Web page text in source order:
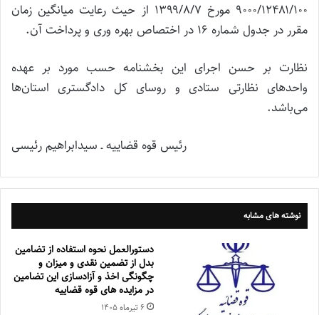
۹۰۰۰/۱۲۴۸۱/۱۰۰ مورخ ۱۳۹۹/۸/۷ از حیث رعایت میانگین زمان
مقرر در جدول شماره ۱۶ در اختصاص بهره وری و پرداخت آن.
نظارت بر حسن اجرای این بخشنامه حسب مورد بر عهده
واحدهای نظارتی ستادی و روسای کل دادگستری استان‌ها
می‌باشد.
رئیس قوه قضاییه ـ سیدابراهیم رئیسی
نوشته های مشابه
دستورالعمل نحوه استفاده از تضامین
بدل از تضمین نقدی و میزان و
چگونگی اخذ و آزادسازی این تضامین
در مزایده های قوه قضاییه
۶ تیر‌ماه ۱۴۰۵